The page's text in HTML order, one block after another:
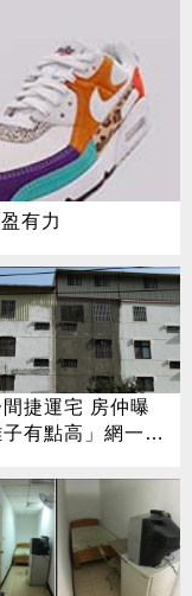
有力
捷運宅 房仲曝
子有點高」網一面
就是海砂屋